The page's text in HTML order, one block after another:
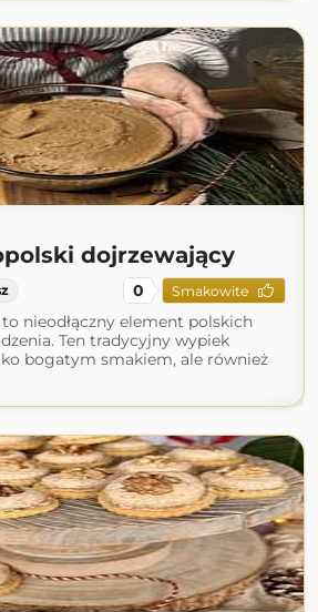
dojrzewający
0 Smakowite
nieodłączny element polskich
Ten tradycyjny wypiek
bogatym smakiem, ale również